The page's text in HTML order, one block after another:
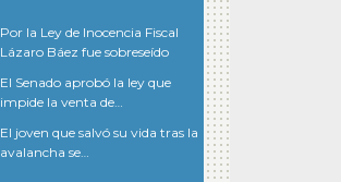
Por la Ley de Inocencia Fiscal
Lázaro Báez fue sobreseído
El Senado aprobó la ley que
impide la venta de…
El joven que salvó su vida tras la
avalancha se…